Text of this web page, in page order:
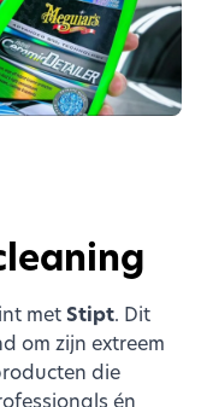
met Stipt. Dit
om zijn extreem
die
én